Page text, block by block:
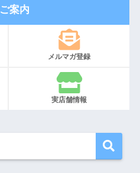
ご案内
メルマガ登録
実店舗情報